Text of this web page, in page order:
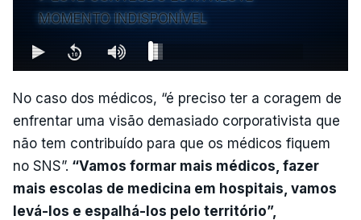
MOMENTO INDISPONÍVEL
No caso dos médicos, “é preciso ter a coragem de
enfrentar uma visão demasiado corporativista que
não tem contribuído para que os médicos fiquem
no SNS”. “Vamos formar mais médicos, fazer
mais escolas de medicina em hospitais, vamos
levá-los e espalhá-los pelo território”,